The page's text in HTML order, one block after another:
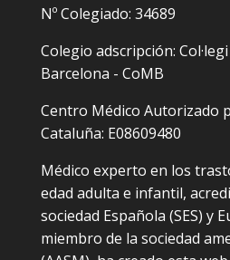
Nº Colegiado: 34689
Colegio adscripción:
Barcelona - CoMB
Centro Médico Autorizado
Cataluña: E08609480
Médico experto en los
edad adulta e infantil,
sociedad Española (SES) y
miembro de la sociedad